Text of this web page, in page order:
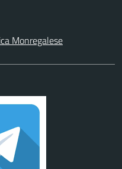
Monregalese